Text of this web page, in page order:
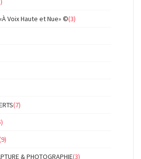
Voix Haute et Nue» ©(3)
(7)
& PHOTOGRAPHIE(3)